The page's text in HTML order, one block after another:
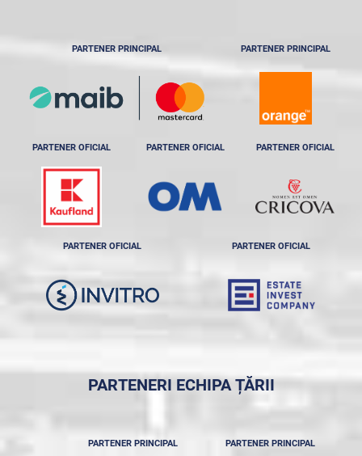
PARTENER PRINCIPAL PARTENER PRINCIPAL
PARTENER OFICIAL PARTENER OFICIAL PARTENER OFICIAL
PARTENER OFICIAL PARTENER OFICIAL
PARTENERI ECHIPA ȚĂRII
PARTENER PRINCIPAL PARTENER PRINCIPAL